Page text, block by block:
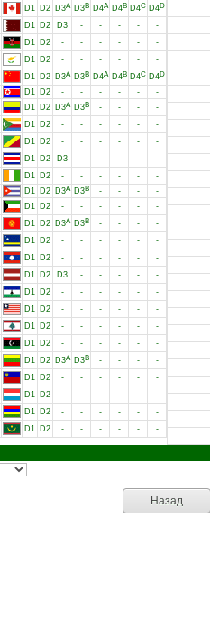
D1 D2 D3A D3B D4A D4B D4C D4D
D1 D2 D3 - - - - -
D1 D2 - - - - - -
D1 D2 - - - - - -
D1 D2 D3A D3B D4A D4B D4C D4D
D1 D2 - - - - - -
D1 D2 D3A D3B - - - -
D1 D2 - - - - - -
D1 D2 - - - - - -
D1 D2 D3 - - - - -
D1 D2 - - - - -
-
D1 D2 D3A D3B - - - -
D1 D2 - - - - - -
D1 D2 D3A D3B - - - -
D1 D2 - - - - - -
D1 D2 - - - - - -
D1 D2 D3 - - - - -
D1 D2 - - - - - -
D1 D2 - - - - - -
D1 D2 - - - - - -
D1 D2 - - - - - -
D1 D2 D3A D3B - - - -
D1 D2 - - - - - -
D1 D2 - - - - - -
D1 D2 - - - - - -
D1 D2 - - - - - -
Назад